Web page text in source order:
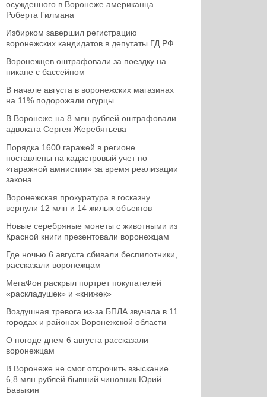
осужденного в Воронеже американца
Роберта Гилмана
Избирком завершил регистрацию
воронежских кандидатов в депутаты ГД РФ
Воронежцев оштрафовали за поездку на
пикапе с бассейном
В начале августа в воронежских магазинах
на 11% подорожали огурцы
В Воронеже на 8 млн рублей оштрафовали
адвоката Сергея Жеребятьева
Порядка 1600 гаражей в регионе
поставлены на кадастровый учет по
«гаражной амнистии» за время реализации
закона
Воронежская прокуратура в госказну
вернули 12 млн и 14 жилых объектов
Новые серебряные монеты с животными из
Красной книги презентовали воронежцам
Где ночью 6 августа сбивали беспилотники,
рассказали воронежцам
МегаФон раскрыл портрет покупателей
«раскладушек» и «книжек»
Воздушная тревога из-за БПЛА звучала в 11
городах и районах Воронежской области
О погоде днем 6 августа рассказали
воронежцам
В Воронеже не смог отсрочить взыскание
6,8 млн рублей бывший чиновник Юрий
Бавыкин